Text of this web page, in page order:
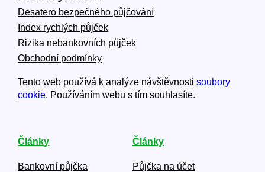
Desatero bezpečného půjčování
Index rychlých půjček
Rizika nebankovních půjček
Obchodní podmínky
Tento web používá k analýze návštěvnostisoubory
cookie. Používáním webu s tím souhlasíte.
Články
Bankovní půjčka
Články
Půjčka na účet